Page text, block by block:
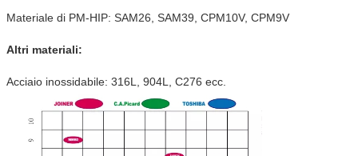
Materiale di PM-HIP: SAM26, SAM39, CPM10V, CPM9V
Altri materiali:
Acciaio inossidabile: 316L, 904L, C276 ecc.